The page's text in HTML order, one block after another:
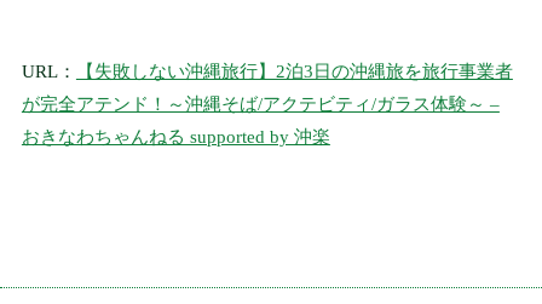
AUDIO GUIDE
URL：
【失敗しない沖縄旅行】2泊3日の沖縄旅を旅行事業者
が完全アテンド！～沖縄そば/アクテビティ/ガラス体験～ –
おきなわちゃんねる supported by 沖楽